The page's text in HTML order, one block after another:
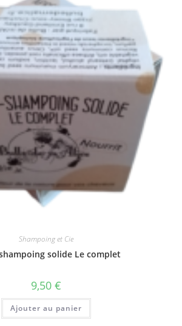
Shampoing et Cie
solide Le complet
9,50 €
Ajouter au panier